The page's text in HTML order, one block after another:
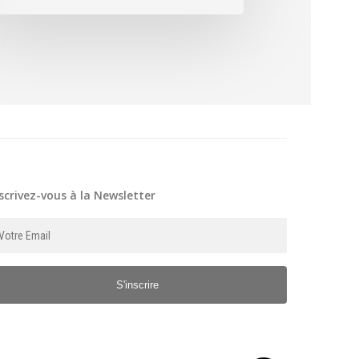
vous à la Newsletter
S'inscrire